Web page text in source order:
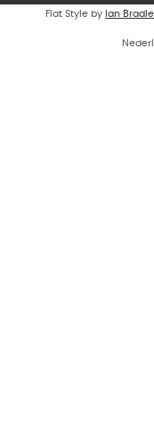
Flat Style by Ian